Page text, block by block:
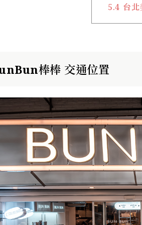
5.4 台北
棒棒 交通位置